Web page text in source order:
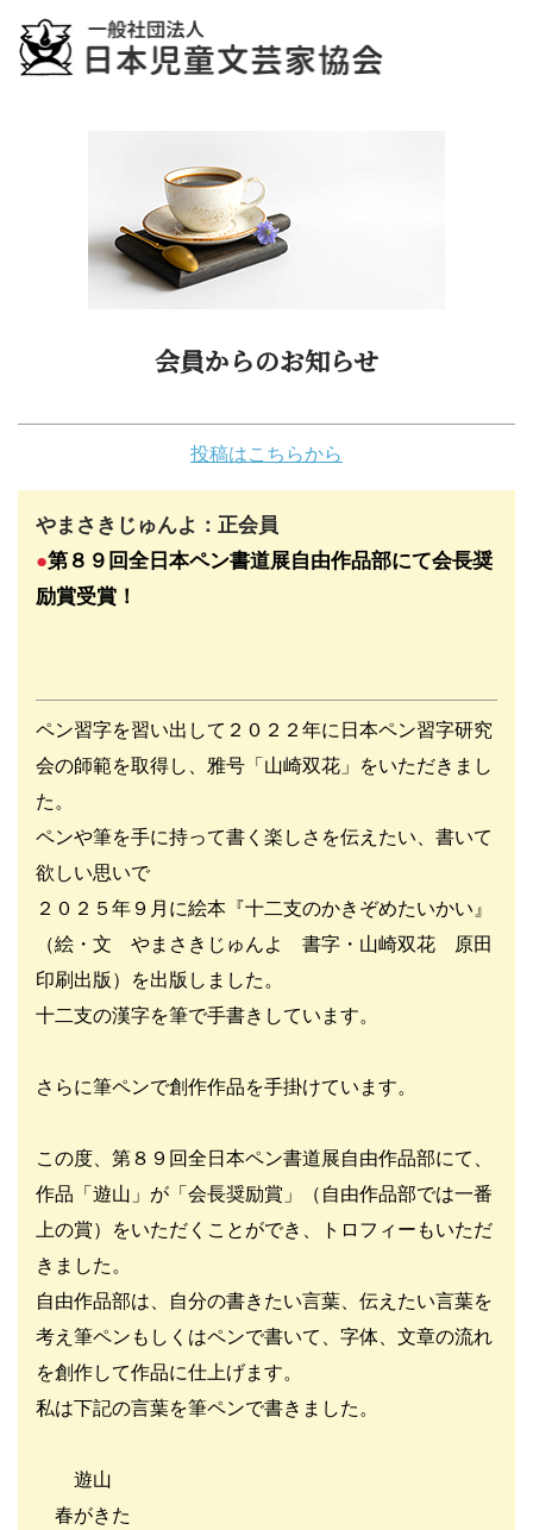
会員からのお知らせ
投稿はこちらから
やまさきじゅんよ：正会員
●第８９回全日本ペン書道展自由作品部にて会長奨
励賞受賞 ！
ペン習字を習い出して２０２２年に日本ペン習字研究
会の師範を取得し、雅号「山崎双花」をいただきまし
た。
ペンや筆を手に持って書く楽しさを伝えたい、書いて
欲しい思いで
２０２５年９月に絵本『十二支のかきぞめたいかい』
（絵・文 やまさきじゅんよ 書字・山崎双花 原田
印刷出版）を出版しました。
十二支の漢字を筆で手書きしています。
さらに筆ペンで創作作品を手掛けています。
この度、第８９回全日本ペン書道展自由作品部にて、
作品「遊山」が「会長奨励賞」（自由作品部では一番
上の賞）をいただくことができ、トロフィーもいただ
きました。
自由作品部は、自分の書きたい言葉、伝えたい言葉を
考え筆ペンもしくはペンで書いて、字体、文章の流れ
を創作して作品に仕上げます。
私は下記の言葉を筆ペンで書きました。
遊山
春がきた